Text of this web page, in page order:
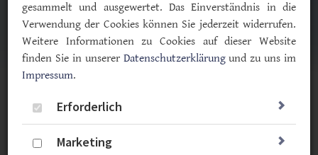
Meldungen zum Thema
gesammelt und ausgewertet. Das Einverständnis in die
Verwendung der Cookies können Sie jederzeit widerrufen.
Weitere Informationen zu Cookies auf dieser Website
finden Sie in unserer Datenschutzerklärungund zu uns im
Impressum.
Erforderlich
Marketing